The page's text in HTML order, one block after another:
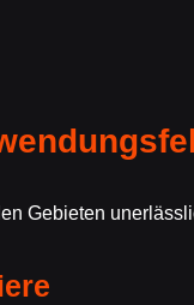
Gebieten